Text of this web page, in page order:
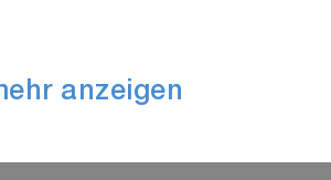
anzeigen